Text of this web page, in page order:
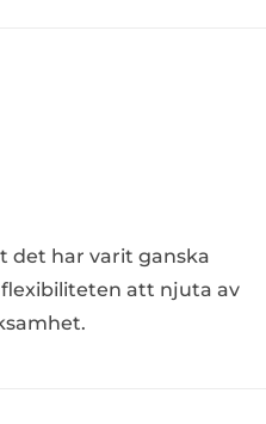
det har varit ganska
flexibiliteten att njuta av